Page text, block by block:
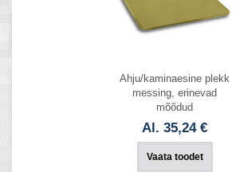
Ahju/kaminaesine plekk
messing, erinevad
mõõdud
Al. 35,24 €
Vaata toodet